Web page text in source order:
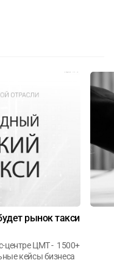
рынок такси
центре ЦМТ - 1500+
кейсы бизнеса